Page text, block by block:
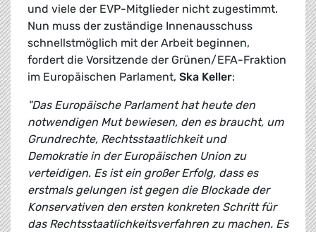
und viele der EVP-Mitglieder nicht zugestimmt.
Nun muss der zuständige Innenausschuss
schnellstmöglich mit der Arbeit beginnen,
fordert die Vorsitzende der Grünen/EFA-Fraktion
im Europäischen Parlament, Ska Keller:
"Das Europäische Parlament hat heute den
notwendigen Mut bewiesen, den es braucht, um
Grundrechte, Rechtsstaatlichkeit und
Demokratie in der Europäischen Union zu
verteidigen. Es ist ein großer Erfolg, dass es
erstmals gelungen ist gegen die Blockade der
Konservativen den ersten konkreten Schritt für
das Rechtsstaatlichkeitsverfahren zu machen. Es